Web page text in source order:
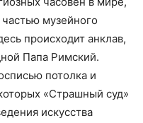
музейного
происходит анклав,
Папа Римский.
потолка и
«Страшный суд»
искусства